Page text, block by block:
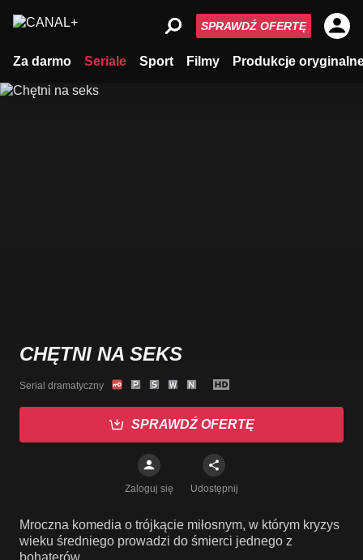
Za darmo Seriale Sport Filmy Produkcje
SPRAWDŹ OFERTĘ
CHĘTNI NA SEKS
Serial dramatyczny
SPRAWDŹ OFERTĘ
Zaloguj się Udostępnij
Mroczna komedia o trójkącie miłosnym, w którym kryzys
wieku średniego prowadzi do śmierci jednego z
bohaterów.